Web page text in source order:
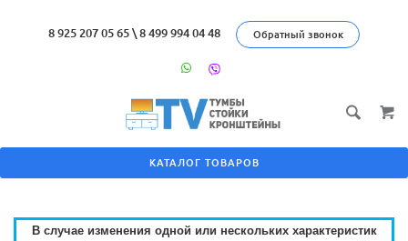
8 925 207 05 65 \ 8 499 994 04 48 Обратный звонок
КАТАЛОГ ТОВАРОВ
В случае изменения одной или нескольких характеристик